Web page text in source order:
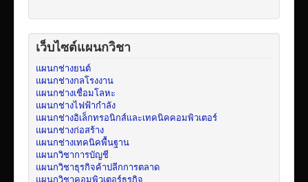
เว็บไซต์แผนกวิชา
แผนกช่างยนต์
แผนกช่างกลโรงงาน
แผนกช่างเชื่อมโลหะ
แผนกช่างไฟฟ้ากำลัง
แผนกช่างอิเล็กทรอนิกส์และเทคนิคคอมพิวเตอร์
แผนกช่างก่อสร้าง
แผนกช่างเทคนิคพื้นฐาน
แผนกวิชาการบัญชี
แผนกวิชาธุรกิจค้าปลีกการตลาด
แผนกวิชาคอมพิวเตอร์ธุรกิจ